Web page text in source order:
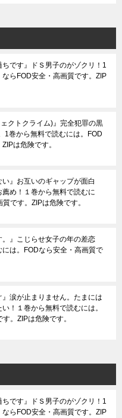
ちです』ドＳ男子のがゾクリ！1
らFOD安全・高画質です。ZIP
クトクライム)』完全犯罪の黒
1巻から無料で読むには。FOD
は危険です。
い』お互いのギャップが面白
め！１巻から無料で読むに
です。ZIPは危険です。
。』こじらせ女子の年の差恋
は。FODなら安全・高画質で
』涙が止まりません。たまには
！１巻から無料で読むには。
。ZIPは危険です。
ちです』ドＳ男子のがゾクリ！1
らFOD安全・高画質です。ZIP